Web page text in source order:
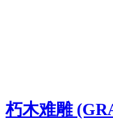
朽木难雕